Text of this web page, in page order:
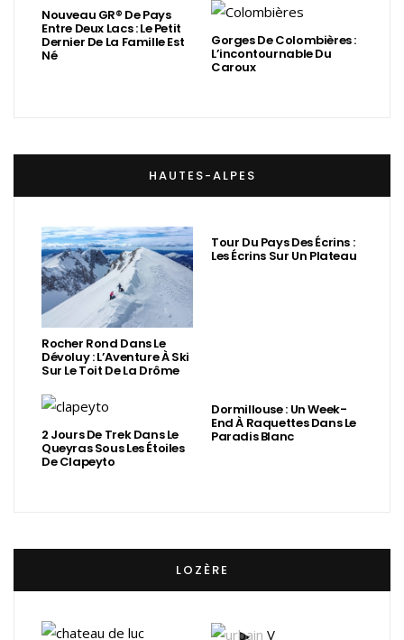
Nouveau GR® De Pays
Entre Deux Lacs : Le Petit
Dernier De La Famille Est
Né
Gorges De Colombières :
L’incontournable Du
Caroux
HAUTES-ALPES
Rocher Rond Dans Le
Dévoluy : L’Aventure À Ski
Sur Le Toit De La Drôme
Tour Du Pays Des Écrins :
Les Écrins Sur Un Plateau
2 Jours De Trek Dans Le
Queyras Sous Les Étoiles
De Clapeyto
Dormillouse : Un Week-
End À Raquettes Dans Le
Paradis Blanc
LOZÈRE